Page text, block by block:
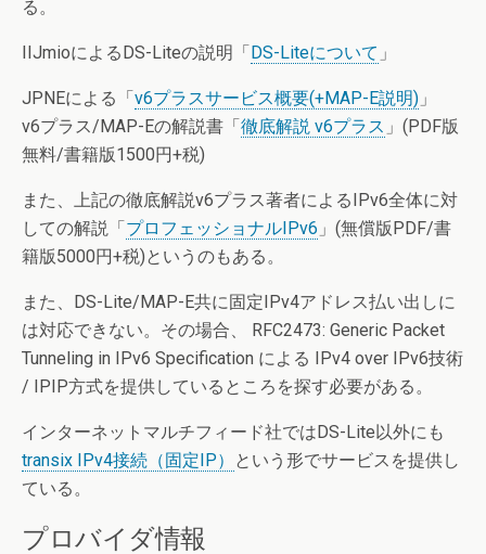
る。
IIJmioによるDS-Liteの説明「DS-Liteについて 」
JPNEによる「v6プラスサービス概要(+MAP-E説明) 」
v6プラス/MAP-Eの解説書「徹底解説 v6プラス 」(PDF版
無料/書籍版1500円+税)
また、上記の徹底解説v6プラス著者によるIPv6全体に対
しての解説「プロフェッショナルIPv6 」(無償版PDF/書
籍版5000円+税)というのもある。
また、DS-Lite/MAP-E共に固定IPv4アドレス払い出しに
は対応できない。その場合、 RFC2473: Generic Packet
Tunneling in IPv6 Specification による IPv4 over IPv6技術
/ IPIP方式を提供しているところを探す必要がある。
インターネットマルチフィード社ではDS-Lite以外にも
transix IPv4接続（固定IP）
という形でサービスを提供し
ている。
プロバイダ情報